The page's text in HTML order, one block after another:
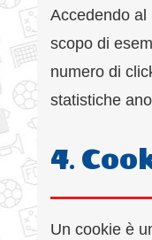
Accedendo al
scopo di
numero di
statistiche
4.
Un cookie è